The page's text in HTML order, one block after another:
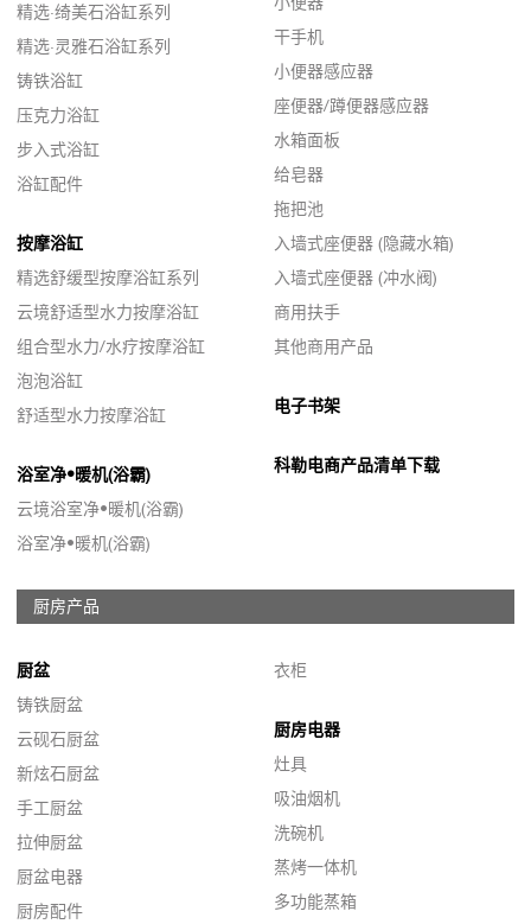
精选·绮美石浴缸系列
精选·灵雅石浴缸系列
铸铁浴缸
压克力浴缸
步入式浴缸
浴缸配件
按摩浴缸
精选舒缓型按摩浴缸系列
云境舒适型水力按摩浴缸
组合型水力/水疗按摩浴缸
泡泡浴缸
舒适型水力按摩浴缸
浴室净•暖机(浴霸)
云境浴室净•暖机(浴霸)
浴室净•暖机(浴霸)
干手机
小便器感应器
座便器/蹲便器感应器
水箱面板
给皂器
拖把池
入墙式座便器 (隐藏水箱)
入墙式座便器 (冲水阀)
商用扶手
其他商用产品
电子书架
科勒电商产品清单下载
厨房产品
厨盆
铸铁厨盆
云砚石厨盆
新炫石厨盆
手工厨盆
拉伸厨盆
厨盆电器
厨房配件
衣柜
厨房电器
灶具
吸油烟机
洗碗机
蒸烤一体机
多功能蒸箱